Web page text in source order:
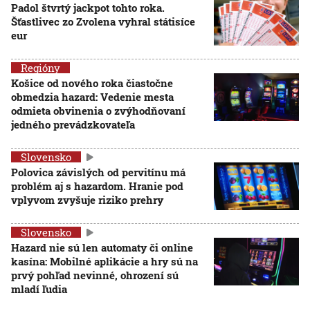
Padol štvrtý jackpot tohto roka.
Šťastlivec zo Zvolena vyhral státisíce
eur
Regióny
Košice od nového roka čiastočne
obmedzia hazard: Vedenie mesta
odmieta obvinenia o zvýhodňovaní
jedného prevádzkovateľa
Slovensko
Polovica závislých od pervitínu má
problém aj s hazardom. Hranie pod
vplyvom zvyšuje riziko prehry
Slovensko
Hazard nie sú len automaty či online
kasína: Mobilné aplikácie a hry sú na
prvý pohľad nevinné, ohrození sú
mladí ľudia